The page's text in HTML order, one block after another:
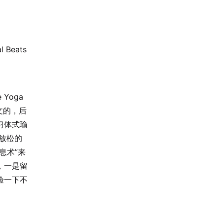
Beats
Yoga
的，后
体式瑜
松的
术”来
一是留
一下不